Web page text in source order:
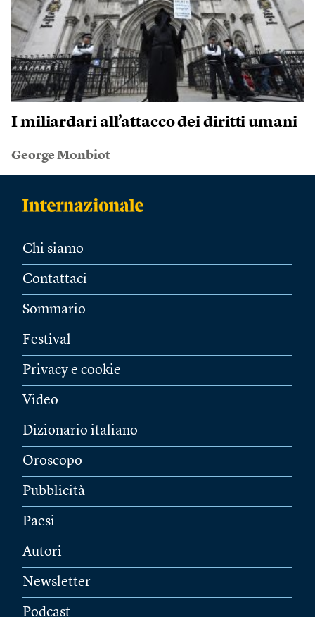
I miliardari all’attacco dei diritti umani
George Monbiot
Chi siamo
Contattaci
Sommario
Festival
Privacy e cookie
Video
Dizionario italiano
Oroscopo
Pubblicità
Paesi
Autori
Newsletter
Podcast